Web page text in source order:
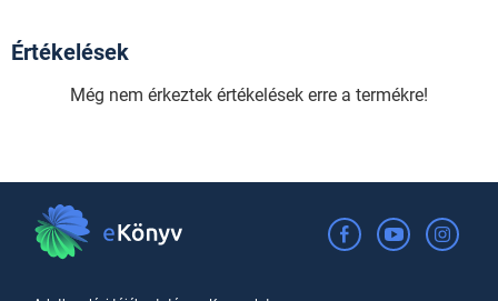
Értékelések
Még nem érkeztek értékelések erre a termékre!